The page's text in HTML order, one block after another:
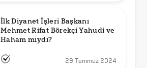
İlk Diyanet İşleri Başkanı
Mehmet Rifat Börekçi Yahudi ve
Haham mıydı?
29 Temmuz 2024